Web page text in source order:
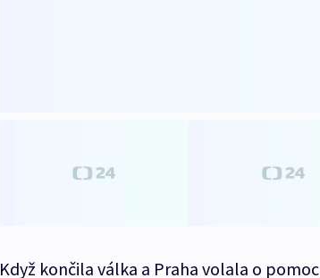
Když končila válka a Praha volala o